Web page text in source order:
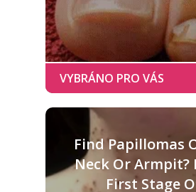
Find Papillomas
Neck Or Armpit?
First Stage